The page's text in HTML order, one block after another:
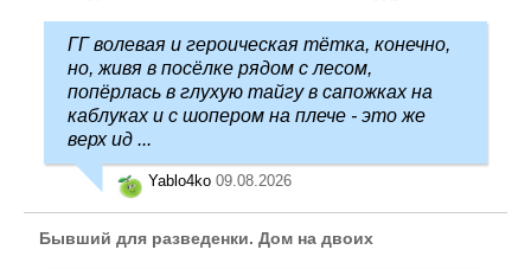
ГГ волевая и героическая тётка, конечно,
но, живя в посёлке рядом с лесом,
попёрлась в глухую тайгу в сапожках на
каблуках и с шопером на плече - это же
верх ид ...
Yablo4ko 09.08.2026
Бывший для разведенки. Дом на двоих